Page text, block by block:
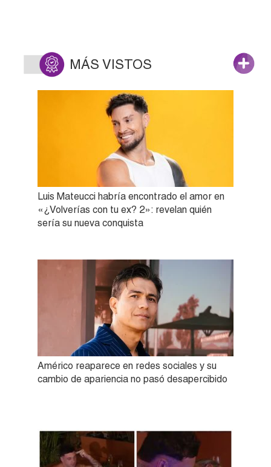
MÁS VISTOS
Luis Mateucci habría encontrado el amor en
«¿Volverías con tu ex? 2»: revelan quién
sería su nueva conquista
Américo reaparece en redes sociales y su
cambio de apariencia no pasó desapercibido